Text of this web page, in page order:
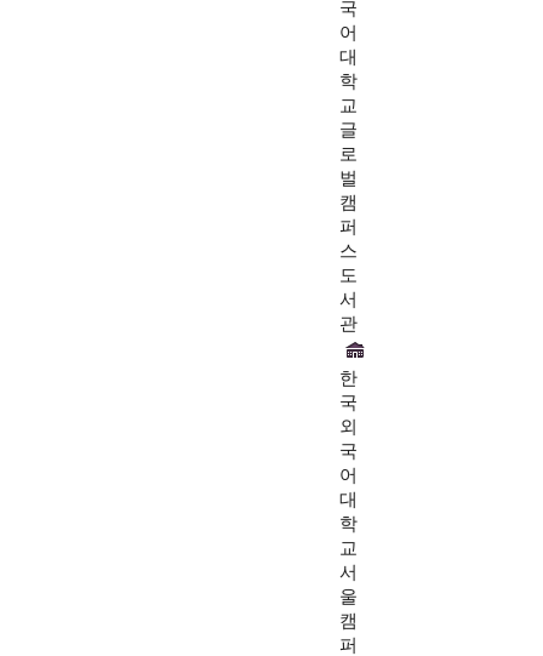
국
어
대
학
교
글
로
벌
캠
퍼
스
도
서
관
한
국
외
국
어
대
학
교
서
울
캠
퍼